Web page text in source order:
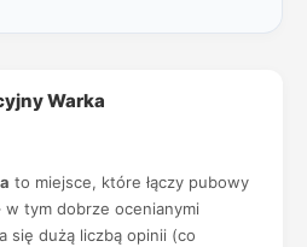
Warka
to miejsce, które łączy pubowy
w tym dobrze ocenianymi
się dużą liczbą opinii (co